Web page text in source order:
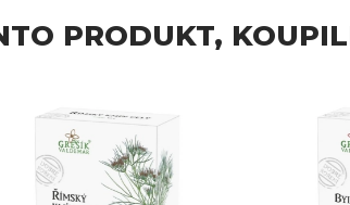
PRODUKT,